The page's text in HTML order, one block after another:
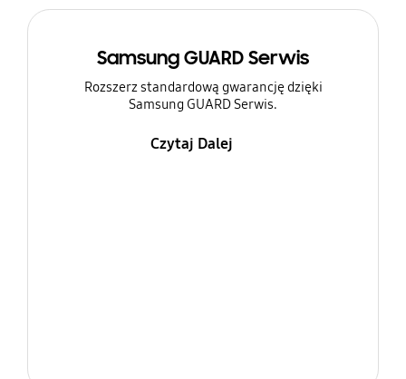
Samsung GUARD Serwis
Rozszerz standardową gwarancję dzięki
Samsung GUARD Serwis.
Czytaj Dalej